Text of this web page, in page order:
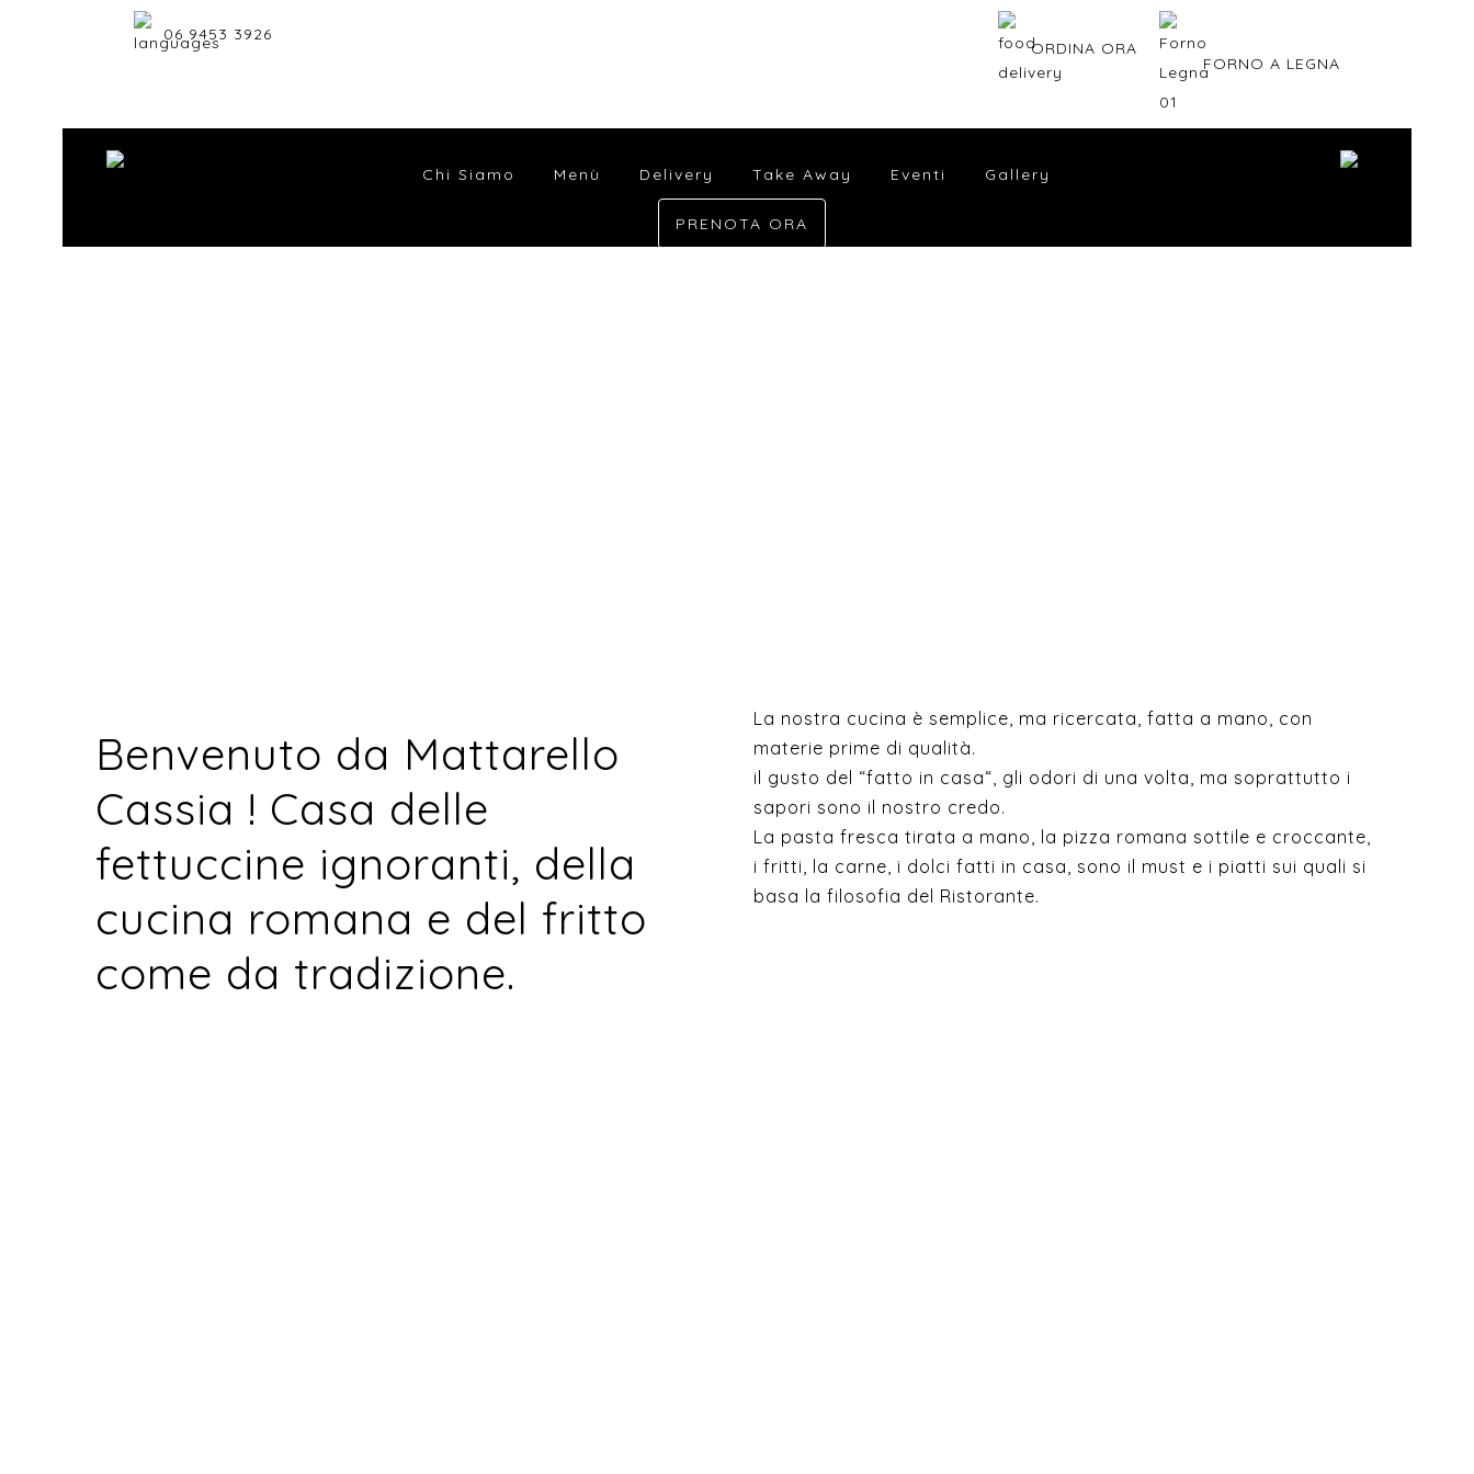
06 9453 3926
FORNO A LEGNA
ORDINA ORA
Chi Siamo Menù Delivery Take Away Eventi Gallery
PRENOTA ORA
Benvenuto da Mattarello
Cassia ! Casa delle
fettuccine ignoranti, della
cucina romana e del fritto
come da tradizione.
La nostra cucina è semplice, ma ricercata, fatta a mano, con
materie prime di qualità.
il gusto del “fatto in casa“, gli odori di una volta, ma soprattutto i
sapori sono il nostro credo.
La pasta fresca tirata a mano, la pizza romana sottile e croccante,
i fritti, la carne, i dolci fatti in casa, sono il must e i piatti sui quali si
basa la filosofia del Ristorante.